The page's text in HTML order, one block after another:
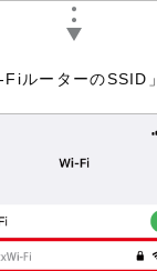
FiルーターのSSID」